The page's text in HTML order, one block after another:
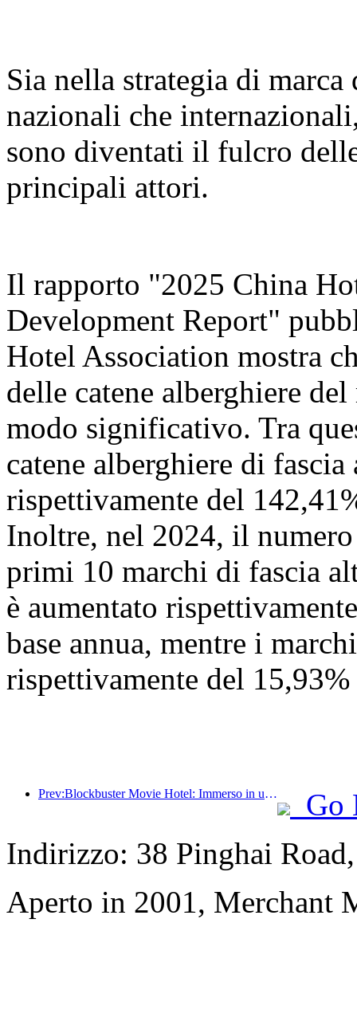
Sia nella strategia di
nazionali che
sono diventati il fulcro
principali attori.
Il rapporto "2025 China
Development Report"
Hotel Association mostra
delle catene alberghiere
modo significativo. Tra
catene alberghiere di
rispettivamente del
Inoltre, nel 2024, il
primi 10 marchi di fascia
è aumentato
base annua, mentre i
rispettivamente del
Prev:Blockbuster Movie Hotel: Immerso in un viaggio di luci e ombre, Blockbuster Movie Hotel definisce una nuova esperienza di viaggio
Go
Indirizzo: 38 Pinghai
Aperto in 2001, Merchant